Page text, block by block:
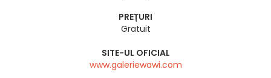
PREȚURI
Gratuit
SITE-UL OFICIAL
www.galeriewawi.com